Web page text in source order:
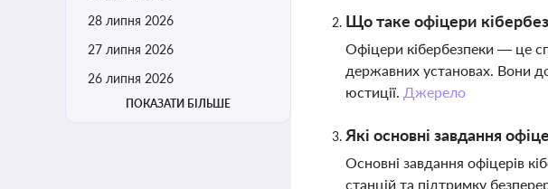
28 липня 2026
27 липня 2026
26 липня 2026
ПОКАЗАТИ БІЛЬШЕ
Що таке офіцери
Офіцери кібербезпеки — це
державних установах. Вони
юстиції. Джерело
Які основні завдання
Основні завдання офіцерів
станцій та підтримку